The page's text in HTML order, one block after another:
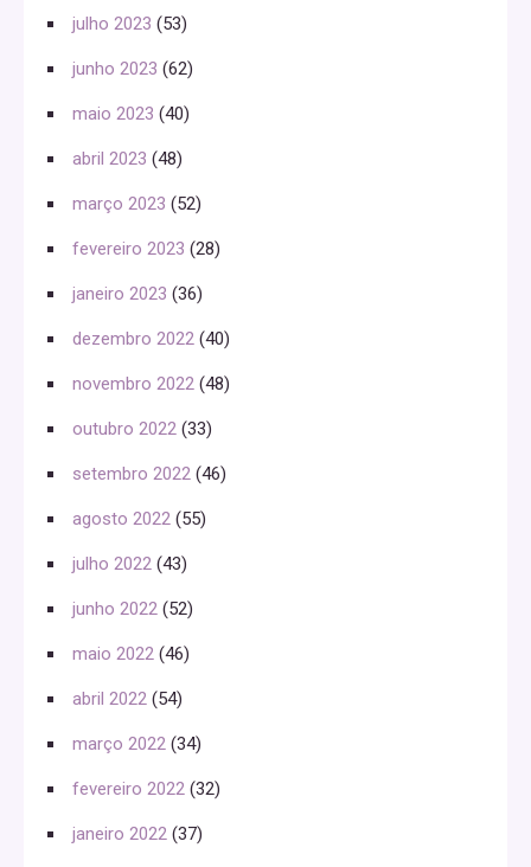
julho 2023 (53)
junho 2023 (62)
maio 2023 (40)
abril 2023 (48)
março 2023 (52)
fevereiro 2023 (28)
janeiro 2023 (36)
dezembro 2022 (40)
novembro 2022 (48)
outubro 2022 (33)
setembro 2022 (46)
agosto 2022 (55)
julho 2022 (43)
junho 2022 (52)
maio 2022 (46)
abril 2022 (54)
março 2022 (34)
fevereiro 2022 (32)
janeiro 2022 (37)